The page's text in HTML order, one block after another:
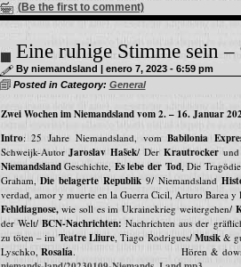
(Be the first to comment)
Eine ruhige Stimme sein –
By niemandsland | enero 7, 2023 - 6:59 pm
Posted in Category: General
Zwei Wochen im Niemandsland vom 2. – 16. Januar
Intro: 25 Jahre Niemandsland, vomBabilonia
Schweijk-AutorJaroslav Haṧek/ Der Krautrockerund
NiemandslandGeschichte, Es lebe der Tod, Die
Graham,Die belagerte Republik 9/ Niemandsland
verdad, amor y muerte en la Guerra Cicil, Arturo Barea y
Fehldiagnose,wie soll es im Ukrainekrieg weitergehen/
der Welt/ BCN-Nachrichten:Nachrichten aus der
zu töten – im Teatre Lliure, Tiago Rodrigues/ Musik&
Lyschko,Rosalía. Hören &